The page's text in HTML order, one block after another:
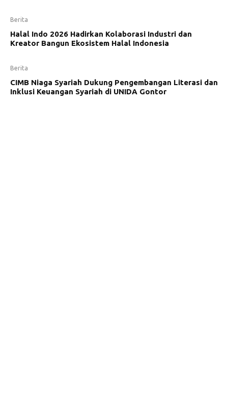
Berita
Halal Indo 2026 Hadirkan Kolaborasi Industri dan
Kreator Bangun Ekosistem Halal Indonesia
Berita
CIMB Niaga Syariah Dukung Pengembangan Literasi dan
Inklusi Keuangan Syariah di UNIDA Gontor